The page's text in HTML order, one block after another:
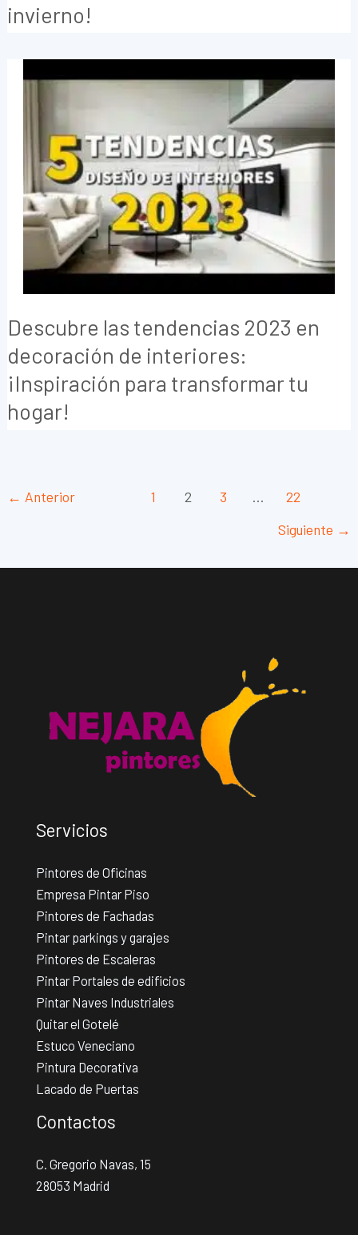
invierno!
Descubre las tendencias 2023 en
decoración de interiores:
¡Inspiración para transformar tu
hogar!
Paginación
← Anterior 1 2 3 …
22
Siguiente →
Servicios
Pintores de Oficinas
Empresa Pintar Piso
Pintores de Fachadas
Pintar parkings y garajes
Pintores de Escaleras
Pintar Portales de edificios
Pintar Naves Industriales
Quitar el Gotelé
Estuco Veneciano
Pintura Decorativa
Lacado de Puertas
Contactos
C. Gregorio Navas, 15
28053 Madrid